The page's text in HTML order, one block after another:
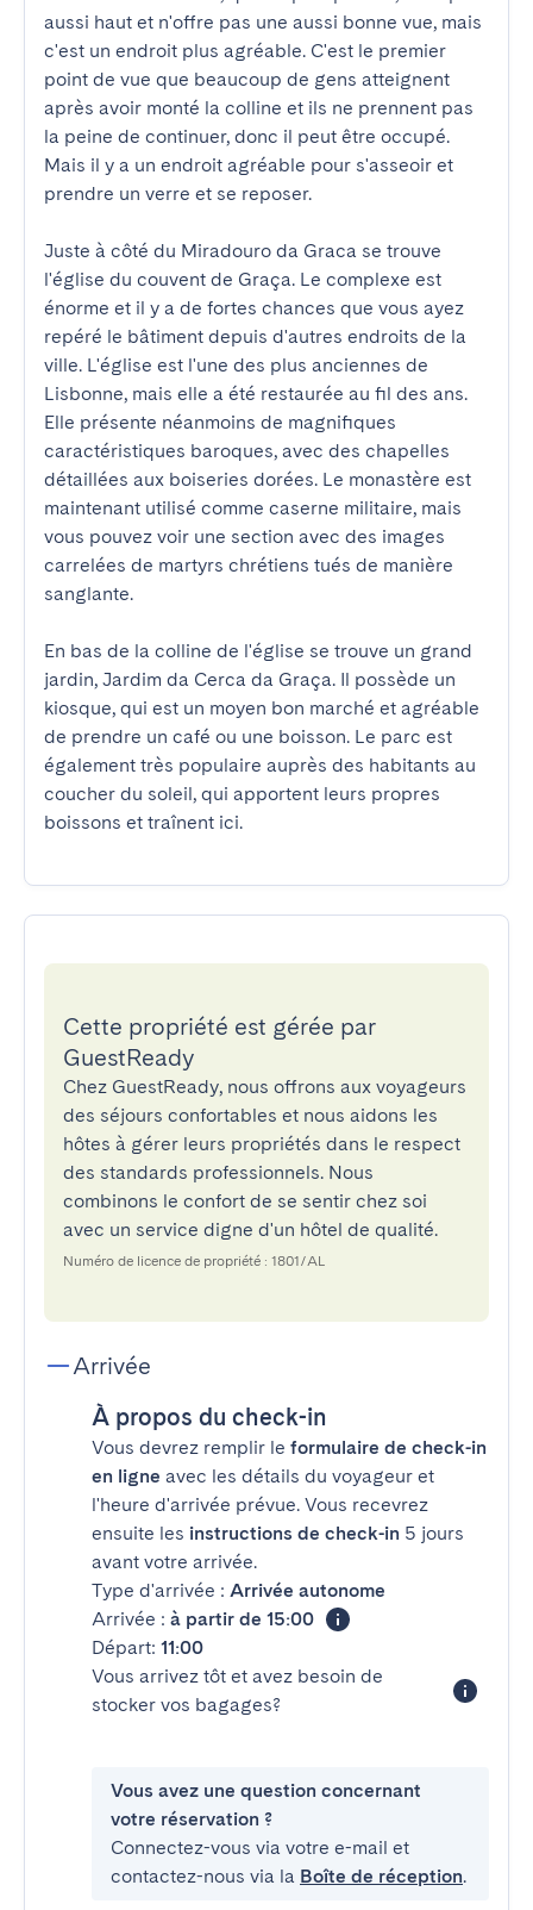
aussi haut et n'offre pas une aussi bonne vue, mais
c'est un endroit plus agréable. C'est le premier
point de vue que beaucoup de gens atteignent
après avoir monté la colline et ils ne prennent pas
la peine de continuer, donc il peut être occupé.
Mais il y a un endroit agréable pour s'asseoir et
prendre un verre et se reposer.
Juste à côté du Miradouro da Graca se trouve
l'église du couvent de Graça. Le complexe est
énorme et il y a de fortes chances que vous ayez
repéré le bâtiment depuis d'autres endroits de la
ville. L'église est l'une des plus anciennes de
Lisbonne, mais elle a été restaurée au fil des ans.
Elle présente néanmoins de magnifiques
caractéristiques baroques, avec des chapelles
détaillées aux boiseries dorées. Le monastère est
maintenant utilisé comme caserne militaire, mais
vous pouvez voir une section avec des images
carrelées de martyrs chrétiens tués de manière
sanglante.
En bas de la colline de l'église se trouve un grand
jardin, Jardim da Cerca da Graça. Il possède un
kiosque, qui est un moyen bon marché et agréable
de prendre un café ou une boisson. Le parc est
également très populaire auprès des habitants au
coucher du soleil, qui apportent leurs propres
boissons et traînent ici.
Cette propriété est gérée par
GuestReady
Chez GuestReady, nous offrons aux voyageurs
des séjours confortables et nous aidons les
hôtes à gérer leurs propriétés dans le respect
des standards professionnels. Nous
combinons le confort de se sentir chez soi
avec un service digne d'un hôtel de qualité.
Numéro de licence de propriété : 1801/AL
Arrivée
À propos du check-in
Vous devrez remplir le formulaire de check-in
en ligne avec les détails du voyageur et
l'heure d'arrivée prévue. Vous recevrez
ensuite les instructions de check-in 5 jours
avant votre arrivée.
Type d'arrivée : Arrivée autonome
Arrivée : à partir de 15:00
Départ: 11:00
Vous arrivez tôt et avez besoin de
stocker vos bagages?
Vous avez une question concernant
votre réservation ?
Connectez-vous via votre e-mail et
contactez-nous via la Boîte de réception.